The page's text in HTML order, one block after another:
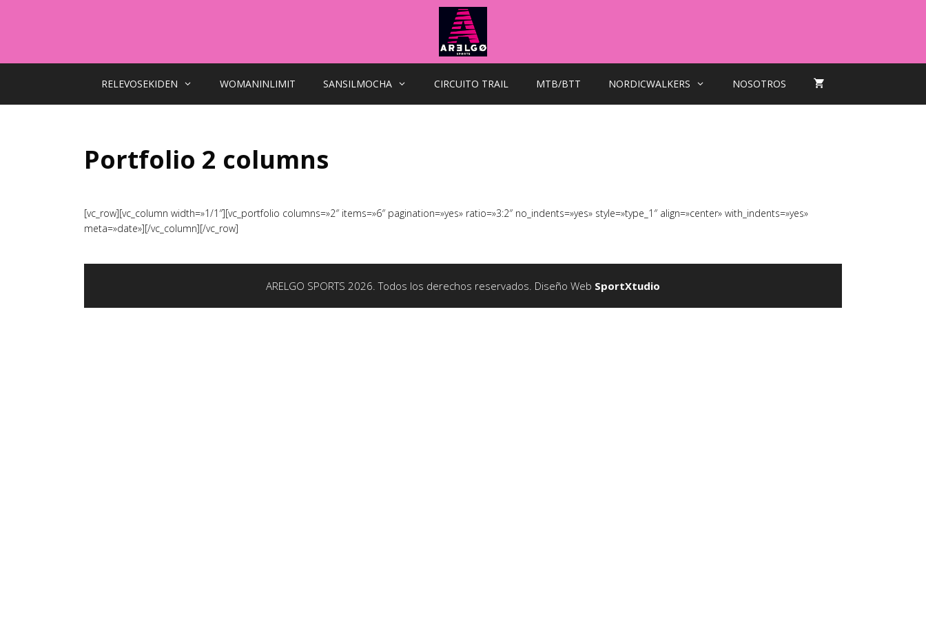
RELEVOSEKIDEN WOMANINLIMIT SANSILMOCHA CIRCUITO TRAIL MTB/BTT NORDICWALKERS NOSOTROS
Portfolio 2 columns
[vc_row][vc_column width=»1/1″][vc_portfolio columns=»2″ items=»6″ pagination=»yes» ratio=»3:2″ no_indents=»yes» style=»type_1″ align=»center» with_indents=»yes»
meta=»date»][/vc_column][/vc_row]
ARELGO SPORTS 2026. Todos los derechos reservados. Diseño Web SportXtudio